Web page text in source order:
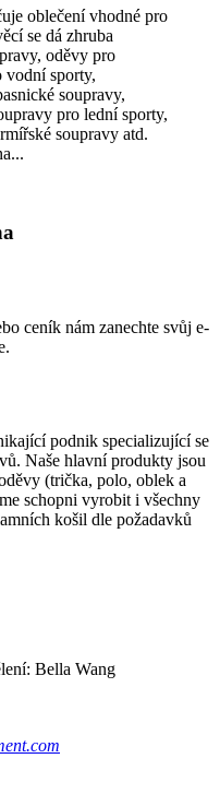
oblečení vhodné pro
se dá zhruba
oděvy pro
vodní sporty,
soupravy,
pro lední sporty,
soupravy atd.
ceník nám zanechte svůj e-
podnik specializující se
Naše hlavní produkty jsou
(trička, polo, oblek a
schopni vyrobit i všechny
košil dle požadavků
Bella Wang